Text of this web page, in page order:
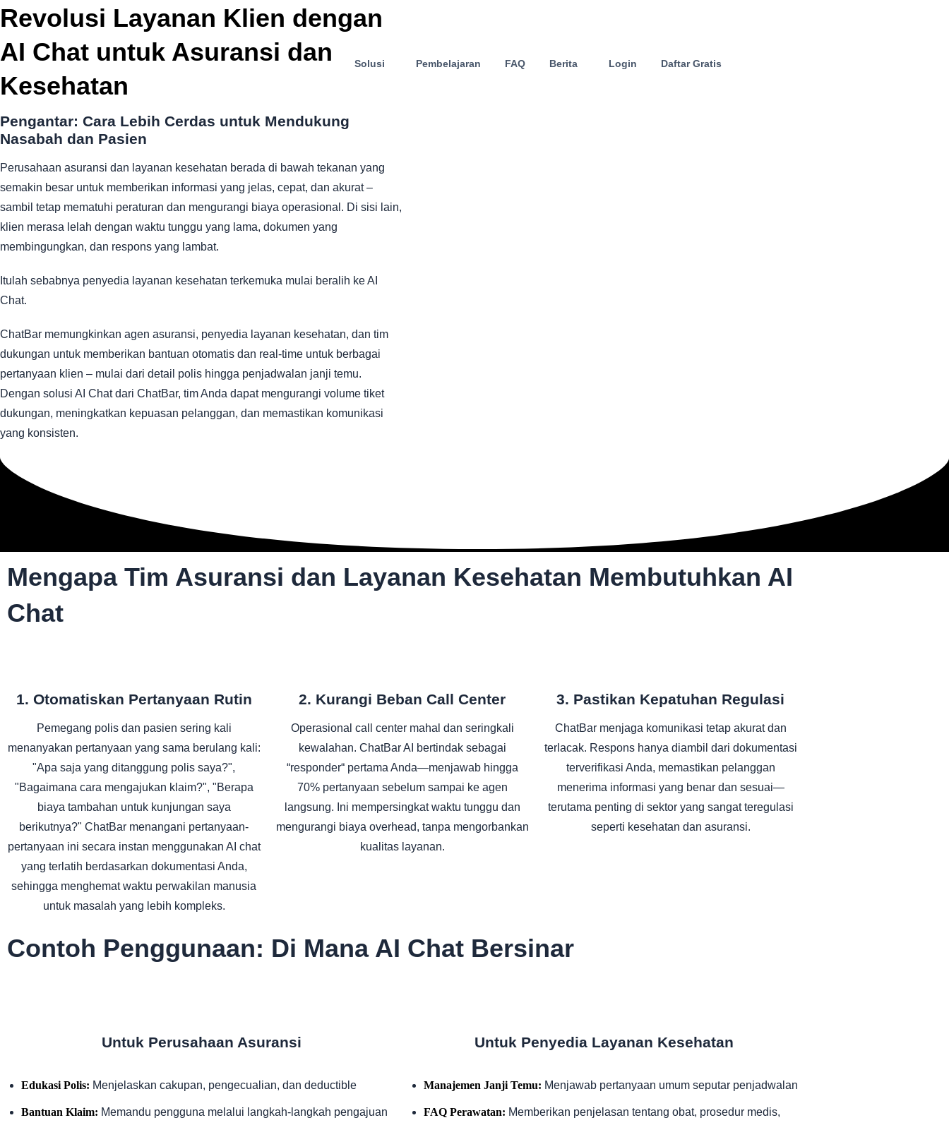
Solusi Pembelajaran FAQ Berita Login Daftar Gratis
Revolusi Layanan Klien dengan
AI Chat untuk Asuransi dan
Kesehatan
Pengantar: Cara Lebih Cerdas untuk Mendukung
Nasabah dan Pasien
Perusahaan asuransi dan layanan kesehatan berada di bawah tekanan yang
semakin besar untuk memberikan informasi yang jelas, cepat, dan akurat –
sambil tetap mematuhi peraturan dan mengurangi biaya operasional. Di sisi lain,
klien merasa lelah dengan waktu tunggu yang lama, dokumen yang
membingungkan, dan respons yang lambat.
Itulah sebabnya penyedia layanan kesehatan terkemuka mulai beralih ke AI
Chat.
ChatBar memungkinkan agen asuransi, penyedia layanan kesehatan, dan tim
dukungan untuk memberikan bantuan otomatis dan real-time untuk berbagai
pertanyaan klien – mulai dari detail polis hingga penjadwalan janji temu.
Dengan solusi AI Chat dari ChatBar, tim Anda dapat mengurangi volume tiket
dukungan, meningkatkan kepuasan pelanggan, dan memastikan komunikasi
yang konsisten.
Mengapa Tim Asuransi dan Layanan Kesehatan Membutuhkan AI
Chat
1. Otomatiskan Pertanyaan Rutin
Pemegang polis dan pasien sering kali
menanyakan pertanyaan yang sama berulang kali:
"Apa saja yang ditanggung polis saya?",
"Bagaimana cara mengajukan klaim?", "Berapa
biaya tambahan untuk kunjungan saya
berikutnya?" ChatBar menangani pertanyaan-
pertanyaan ini secara instan menggunakan AI chat
yang terlatih berdasarkan dokumentasi Anda,
sehingga menghemat waktu perwakilan manusia
untuk masalah yang lebih kompleks.
2. Kurangi Beban Call Center
Operasional call center mahal dan seringkali
kewalahan. ChatBar AI bertindak sebagai
“responder“ pertama Anda—menjawab hingga
70% pertanyaan sebelum sampai ke agen
langsung. Ini mempersingkat waktu tunggu dan
mengurangi biaya overhead, tanpa mengorbankan
kualitas layanan.
3. Pastikan Kepatuhan Regulasi
ChatBar menjaga komunikasi tetap akurat dan
terlacak. Respons hanya diambil dari dokumentasi
terverifikasi Anda, memastikan pelanggan
menerima informasi yang benar dan sesuai—
terutama penting di sektor yang sangat teregulasi
seperti kesehatan dan asuransi.
Contoh Penggunaan: Di Mana AI Chat Bersinar
Untuk Perusahaan Asuransi
Edukasi Polis: Menjelaskan cakupan, pengecualian, dan deductible
Bantuan Klaim: Memandu pengguna melalui langkah-langkah pengajuan
Untuk Penyedia Layanan Kesehatan
Manajemen Janji Temu: Menjawab pertanyaan umum seputar penjadwalan
FAQ Perawatan: Memberikan penjelasan tentang obat, prosedur medis,